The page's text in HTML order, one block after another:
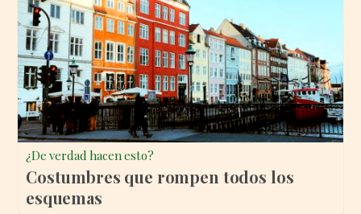
¿De verdad hacen esto?
Costumbres que rompen todos los
esquemas